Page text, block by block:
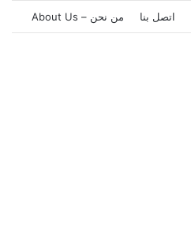
اتصل بنا من نحن – About Us